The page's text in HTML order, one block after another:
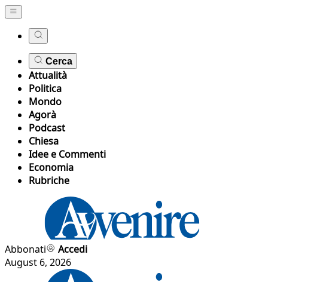
Cerca
Attualità
Politica
Mondo
Agorà
Podcast
Chiesa
Idee e Commenti
Economia
Rubriche
Abbonati
Accedi
August 6, 2026